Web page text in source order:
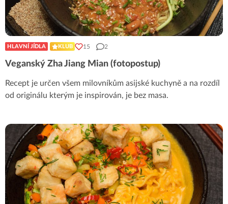
HLAVNÍ JÍDLA KLUB 15 2
Veganský Zha Jiang Mian (fotopostup)
Recept je určen všem milovníkům asijské kuchyně a na rozdíl
od originálu kterým je inspirován, je bez masa.